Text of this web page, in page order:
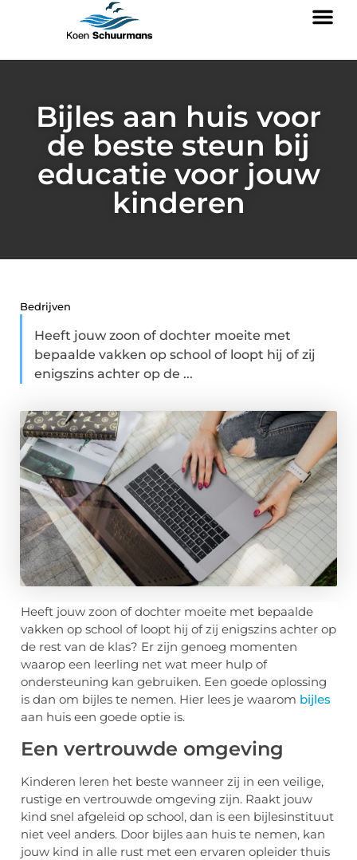
Bijles aan huis voor
de beste steun bij
educatie voor jouw
kinderen
Bedrijven
Heeft jouw zoon of dochter moeite met
bepaalde vakken op school of loopt hij of zij
enigszins achter op de ...
Heeft jouw zoon of dochter moeite met bepaalde
vakken op school of loopt hij of zij enigszins achter op
de rest van de klas? Er zijn genoeg momenten
waarop een leerling net wat meer hulp of
ondersteuning kan gebruiken. Een goede oplossing
is dan om bijles te nemen. Hier lees je waarom bijles
aan huis een goede optie is.
Een vertrouwde omgeving
Kinderen leren het beste wanneer zij in een veilige,
rustige en vertrouwde omgeving zijn. Raakt jouw
kind snel afgeleid op school, dan is een bijlesinstituut
niet veel anders. Door bijles aan huis te nemen, kan
jouw kind in alle rust met een ervaren opleider thuis